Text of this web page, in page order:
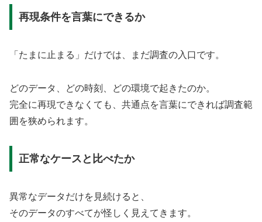
再現条件を言葉にできるか
「たまに止まる」だけでは、まだ調査の入口です。
どのデータ、どの時刻、どの環境で起きたのか。
完全に再現できなくても、共通点を言葉にできれば調査範
囲を狭められます。
正常なケースと比べたか
異常なデータだけを見続けると、
そのデータのすべてが怪しく見えてきます。